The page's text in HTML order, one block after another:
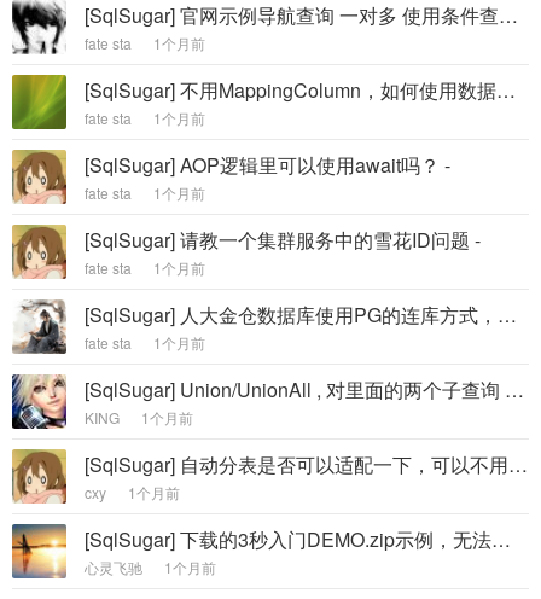
[SqlSugar] 官网示例导航查询 一对多 使用条件查询异常 -
fate sta 1个月前
[SqlSugar] 不用MappingColumn，如何使用数据库的函数。 -
fate sta 1个月前
[SqlSugar] AOP逻辑里可以使用await吗？ -
fate sta 1个月前
[SqlSugar] 请教一个集群服务中的雪花ID问题 -
fate sta 1个月前
[SqlSugar] 人大金仓数据库使用PG的连库方式，会有什么问题吗？ -
fate sta 1个月前
[SqlSugar] Union/UnionAll , 对里面的两个子查询 Select 不遵守 SugarColumn 列名约束 -
KING 1个月前
[SqlSugar] 自动分表是否可以适配一下，可以不用特性配置 -
cxy 1个月前
[SqlSugar] 下载的3秒入门DEMO.zip示例，无法解压，请官网检查 -
心灵飞驰 1个月前